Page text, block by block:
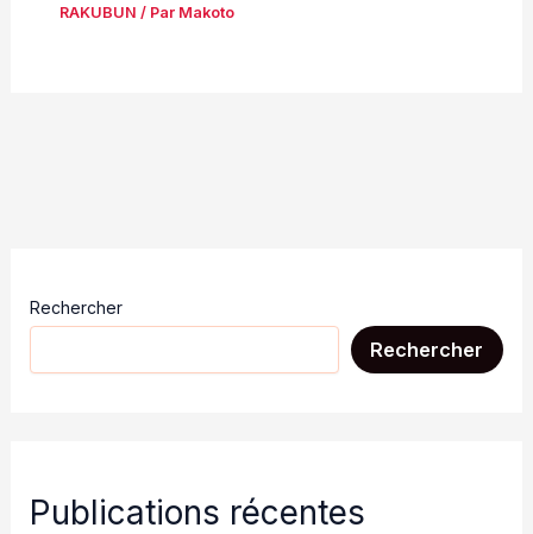
RAKUBUN / Par Makoto
Rechercher
Rechercher
Publications récentes